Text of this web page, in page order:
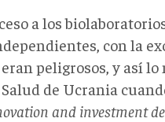
a los
con la
peligrosos, y así
de Ucrania
and investment